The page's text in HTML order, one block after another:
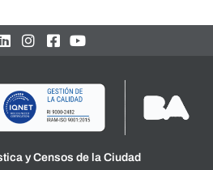
y Censos de la Ciudad